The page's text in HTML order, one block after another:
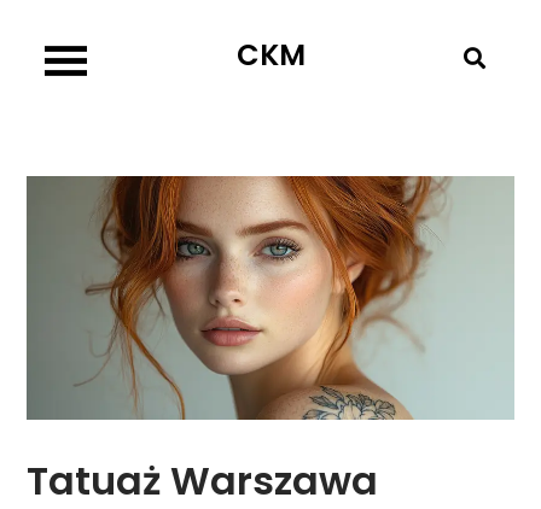
content
CKM
Tatuaż Warszawa